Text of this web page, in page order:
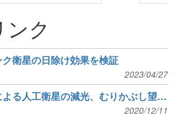
ク
衛星の日除け効果を検証
2023/04/27
黒色塗料による人工衛星の減光、むりかぶし望遠鏡で検証
2020/12/11